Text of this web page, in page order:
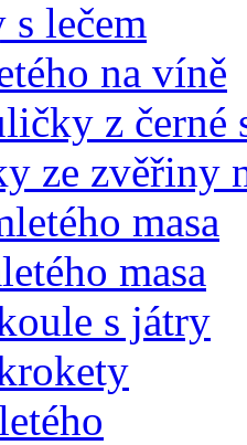
lečem
na víně
z černé
ze zvěřiny
masa
masa
s játry